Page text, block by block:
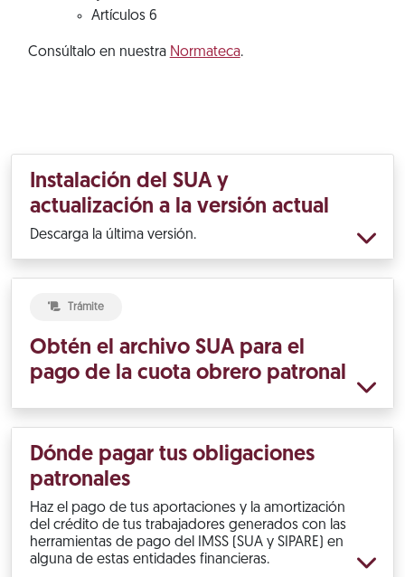
Artículos 6
Consúltalo en nuestra Normateca.
Instalación del SUA y
actualización a la versión actual
Descarga la última versión.
Trámite
Obtén el archivo SUA para el
pago de la cuota obrero patronal
Dónde pagar tus obligaciones
patronales
Haz el pago de tus aportaciones y la amortización
del crédito de tus trabajadores generados con las
herramientas de pago del IMSS (SUA y SIPARE) en
alguna de estas entidades financieras.